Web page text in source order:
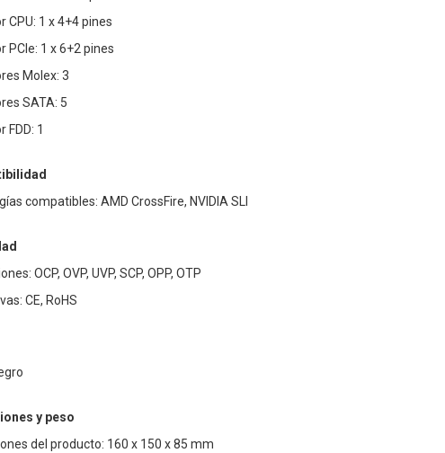
CPU: 1 x 4+4 pines
PCIe: 1 x 6+2 pines
Molex: 3
SATA: 5
FDD: 1
compatibles: AMD CrossFire, NVIDIA SLI
OCP, OVP, UVP, SCP, OPP, OTP
CE, RoHS
y peso
del producto: 160 x 150 x 85 mm